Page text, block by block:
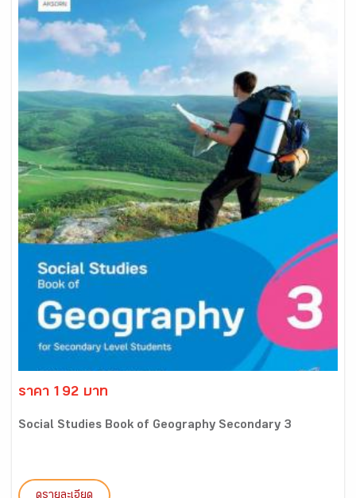
ราคา 192 บาท
Social Studies Book of Geography Secondary 3